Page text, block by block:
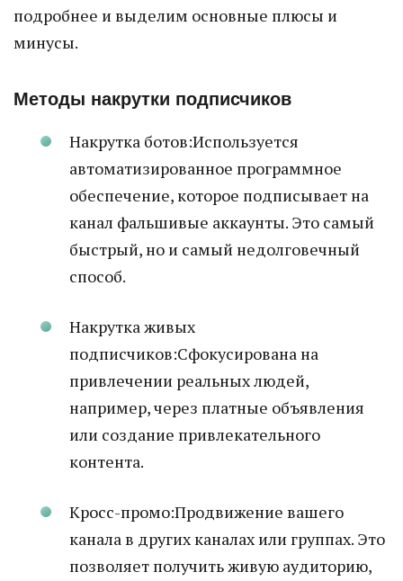
подробнее и выделим основные плюсы и
минусы.
Методы накрутки подписчиков
Накрутка ботов:Используется
автоматизированное программное
обеспечение, которое подписывает на
канал фальшивые аккаунты. Это самый
быстрый, но и самый недолговечный
способ.
Накрутка живых
подписчиков:Сфокусирована на
привлечении реальных людей,
например, через платные объявления
или создание привлекательного
контента.
Кросс-промо:Продвижение вашего
канала в других каналах или группах. Это
позволяет получить живую аудиторию,